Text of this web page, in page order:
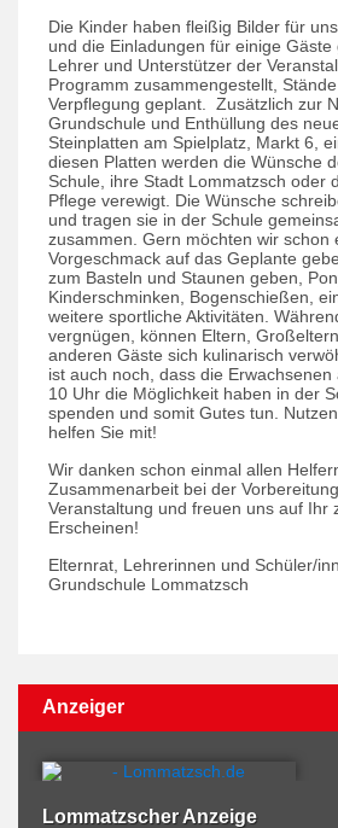
Die Kinder haben fleißig Bilder für
und die Einladungen für einige Gäste
Lehrer und Unterstützer der
Programm zusammengestellt,
Verpflegung geplant. Zusätzlich zur
Grundschule und Enthüllung des
Steinplatten am Spielplatz, Markt 6,
diesen Platten werden die Wünsche
Schule, ihre Stadt Lommatzsch oder
Pflege verewigt. Die Wünsche
und tragen sie in der Schule
zusammen. Gern möchten wir schon
Vorgeschmack auf das Geplante
zum Basteln und Staunen geben,
Kinderschminken, Bogenschießen,
weitere sportliche Aktivitäten.
vergnügen, können Eltern,
anderen Gäste sich kulinarisch
ist auch noch, dass die Erwachsenen
10 Uhr die Möglichkeit haben in der
spenden und somit Gutes tun.
helfen Sie mit!
Wir danken schon einmal allen
Zusammenarbeit bei der
Veranstaltung und freuen uns auf Ihr
Erscheinen!
Elternrat, Lehrerinnen und Schüler/
Grundschule Lommatzsch
Anzeiger
Lommatzscher Anzeige